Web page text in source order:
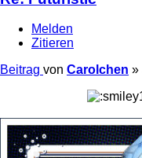
Melden
Zitieren
Beitrag von Carolchen »